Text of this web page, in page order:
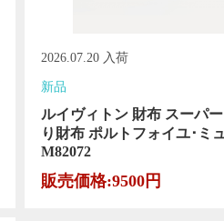
2026.07.20 入荷
新品
ルイヴィトン 財布 スーパ
り財布 ポルトフォイユ･ミ
M82072
販売価格:9500円